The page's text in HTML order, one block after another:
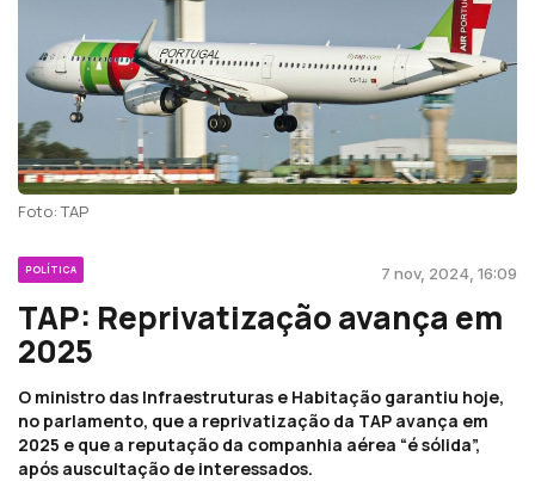
Foto: TAP
POLÍTICA 7 nov, 2024, 16:09
TAP: Reprivatização avança em
2025
O ministro das Infraestruturas e Habitação garantiu hoje,
no parlamento, que a reprivatização da TAP avança em
2025 e que a reputação da companhia aérea “é sólida”,
após auscultação de interessados.